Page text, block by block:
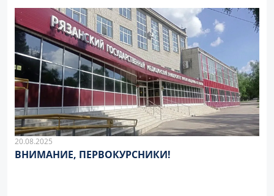
20.08.2025
ВНИМАНИЕ, ПЕРВОКУРСНИКИ!